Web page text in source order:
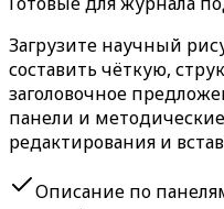
Загрузите научный
составить чёткую,
заголовочное
панели и
редактирования и
Описание по